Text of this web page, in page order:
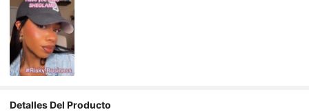
Detalles Del Producto